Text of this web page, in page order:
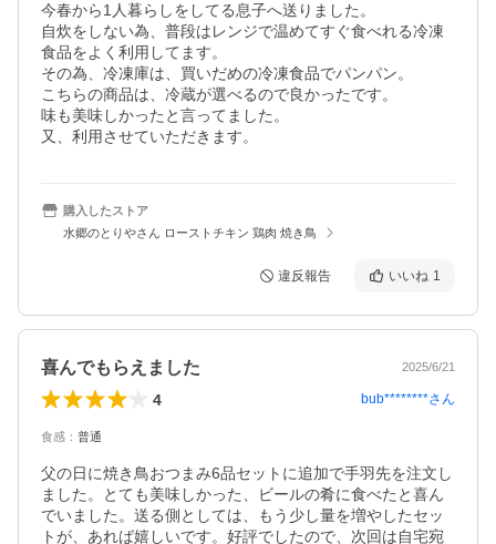
今春から1人暮らしをしてる息子へ送りました。
自炊をしない為、普段はレンジで温めてすぐ食べれる冷凍
食品をよく利用してます。
その為、冷凍庫は、買いだめの冷凍食品でパンパン。
こちらの商品は、冷蔵が選べるので良かったです。
味も美味しかったと言ってました。
又、利用させていただきます。
購入したストア
水郷のとりやさん ローストチキン 鶏肉 焼き鳥
違反報告 いいね 1
喜んでもらえました 2025/6/21
4 bub********さん
食感 ： 普通
父の日に焼き鳥おつまみ6品セットに追加で手羽先を注文し
ました。とても美味しかった、ビールの肴に食べたと喜ん
でいました。送る側としては、もう少し量を増やしたセッ
トが、あれば嬉しいです。好評でしたので、次回は自宅宛